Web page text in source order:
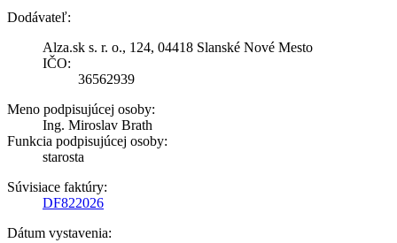
Dodávateľ:
Alza.sk s. r. o., 124, 04418 Slanské Nové Mesto
IČO:
36562939
Meno podpisujúcej osoby:
Ing. Miroslav Brath
Funkcia podpisujúcej osoby:
starosta
Súvisiace faktúry:
DF822026
Dátum vystavenia: